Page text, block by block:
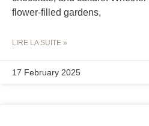
flower-filled gardens,
LIRE LA SUITE »
17 February 2025